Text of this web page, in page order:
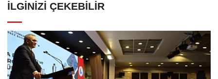
İLGINIZI ÇEKEBILIR